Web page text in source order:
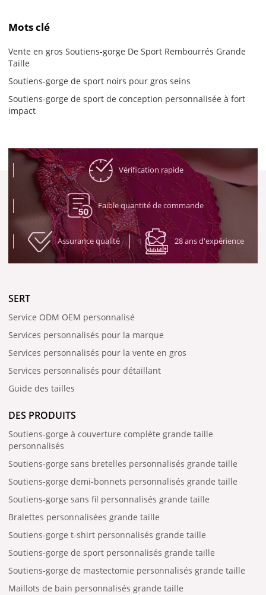
Mots clé
Vente en gros Soutiens-gorge De Sport Rembourrés Grande
Taille
Soutiens-gorge de sport noirs pour gros seins
Soutiens-gorge de sport de conception personnalisée à fort
impact
Vérification rapide
Faible quantité de commande
Assurance qualité 28 ans d'expérience
SERT
Service ODM OEM personnalisé
Services personnalisés pour la marque
Services personnalisés pour la vente en gros
Services personnalisés pour détaillant
Guide des tailles
DES PRODUITS
Soutiens-gorge à couverture complète grande taille
personnalisés
Soutiens-gorge sans bretelles personnalisés grande taille
Soutiens-gorge demi-bonnets personnalisés grande taille
Soutiens-gorge sans fil personnalisés grande taille
Bralettes personnalisées grande taille
Soutiens-gorge t-shirt personnalisés grande taille
Soutiens-gorge de sport personnalisés grande taille
Soutiens-gorge de mastectomie personnalisés grande taille
Maillots de bain personnalisés grande taille